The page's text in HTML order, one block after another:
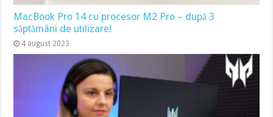
MacBook Pro 14 cu procesor M2 Pro – după 3
săptămâni de utilizare!
4 august 2023